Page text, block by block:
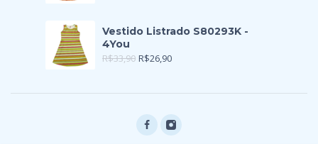
Vestido Listrado S80293K -
4You
R$33,90 R$26,90